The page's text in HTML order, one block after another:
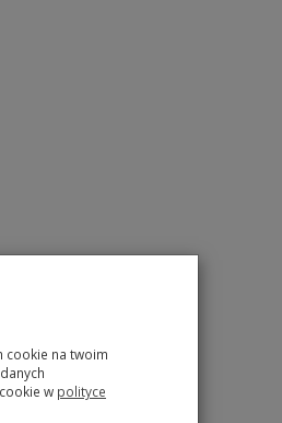
cookie na twoim
w polityce